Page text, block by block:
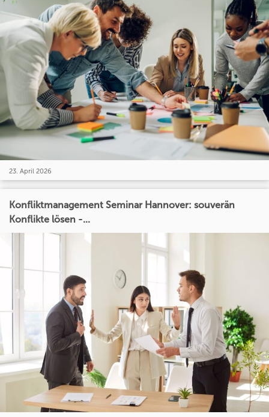
23. April 2026
Konfliktmanagement Seminar Hannover: souverän
Konflikte lösen -...